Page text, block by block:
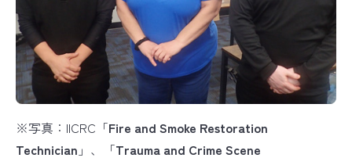
※写真：IICRC「Fire and Smoke Restoration
Technician 」、「Trauma and Crime Scene